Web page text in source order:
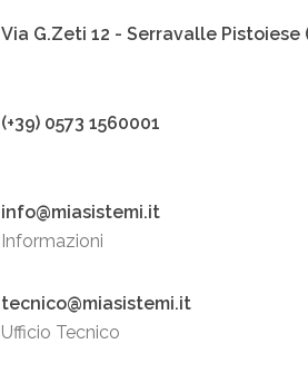
Via G.Zeti 12 - Serravalle Pistoiese
(+39) 0573 1560001
info@miasistemi.it
Informazioni
tecnico@miasistemi.it
Ufficio Tecnico